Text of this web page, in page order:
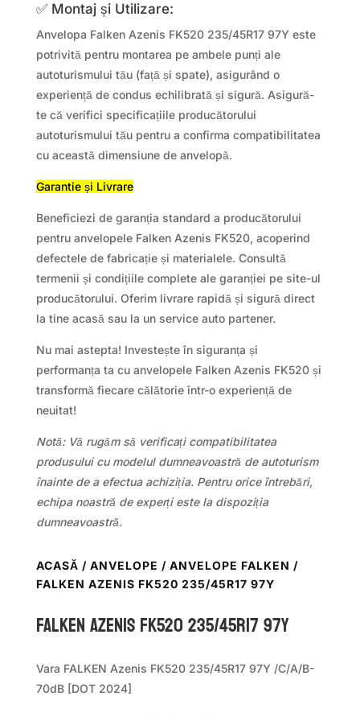
✅ Montaj și Utilizare:
Anvelopa Falken Azenis FK520 235/45R17 97Y este
potrivită pentru montarea pe ambele punți ale
autoturismului tău (față și spate), asigurând o
experiență de condus echilibrată și sigură. Asigură-
te că verifici specificațiile producătorului
autoturismului tău pentru a confirma compatibilitatea
cu această dimensiune de anvelopă.
Garantie și Livrare
Beneficiezi de garanția standard a producătorului
pentru anvelopele Falken Azenis FK520, acoperind
defectele de fabricație și materialele. Consultă
termenii și condițiile complete ale garanției pe site-ul
producătorului. Oferim livrare rapidă și sigură direct
la tine acasă sau la un service auto partener.
Nu mai astepta! Investește în siguranța și
performanța ta cu anvelopele Falken Azenis FK520 și
transformă fiecare călătorie într-o experiență de
neuitat!
Notă: Vă rugăm să verificați compatibilitatea
produsului cu modelul dumneavoastră de autoturism
înainte de a efectua achiziția. Pentru orice întrebări,
echipa noastră de experți este la dispoziția
dumneavoastră.
ACASĂ / ANVELOPE / ANVELOPE FALKEN /
FALKEN AZENIS FK520 235/45R17 97Y
Falken AZENIS FK520 235/45R17 97Y
Vara FALKEN Azenis FK520 235/45R17 97Y /C/A/B-
70dB [DOT 2024]